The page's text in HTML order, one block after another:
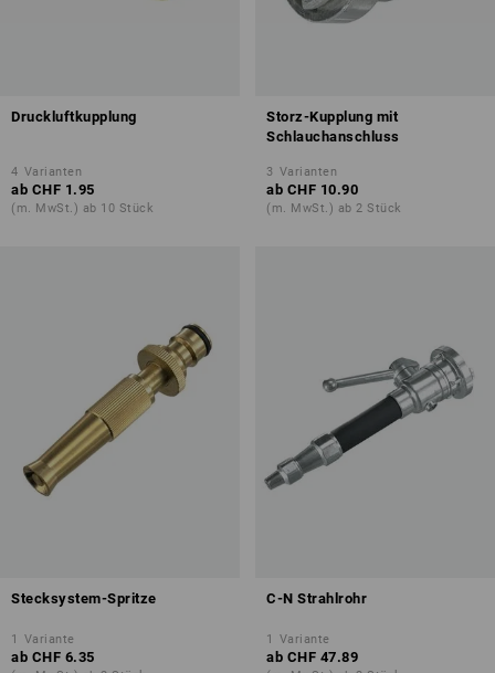
Druckluftkupplung
4 Varianten
ab CHF 1.95
(m. MwSt.) ab 10 Stück
Storz-Kupplung mit
Schlauchanschluss
3 Varianten
ab CHF 10.90
(m. MwSt.) ab 2 Stück
Stecksystem-Spritze
1 Variante
ab CHF 6.35
C-N Strahlrohr
1 Variante
ab CHF 47.89